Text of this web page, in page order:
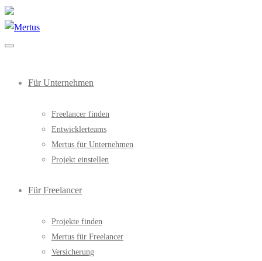
Für Unternehmen
Freelancer finden
Entwicklerteams
Mertus für Unternehmen
Projekt einstellen
Für Freelancer
Projekte finden
Mertus für Freelancer
Versicherung